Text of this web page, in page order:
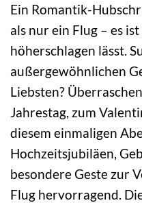
Ein Romantik-
als nur ein Flug – es
höherschlagen lässt.
außergewöhnlichen
Liebsten?
Jahrestag, zum
diesem einmaligen
Hochzeitsjubiläen,
besondere Geste zur
Flug hervorragend.